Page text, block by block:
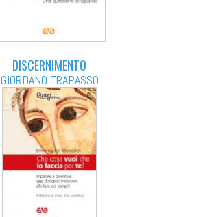
DISCERNIMENTO
GIORDANO TRAPASSO